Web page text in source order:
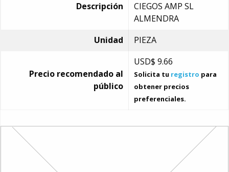
Descripción
CIEGOS AMP SL
ALMENDRA
Unidad
PIEZA
Precio recomendado al
público
USD$ 9.66
Solicita tu registro para
obtener precios
preferenciales.